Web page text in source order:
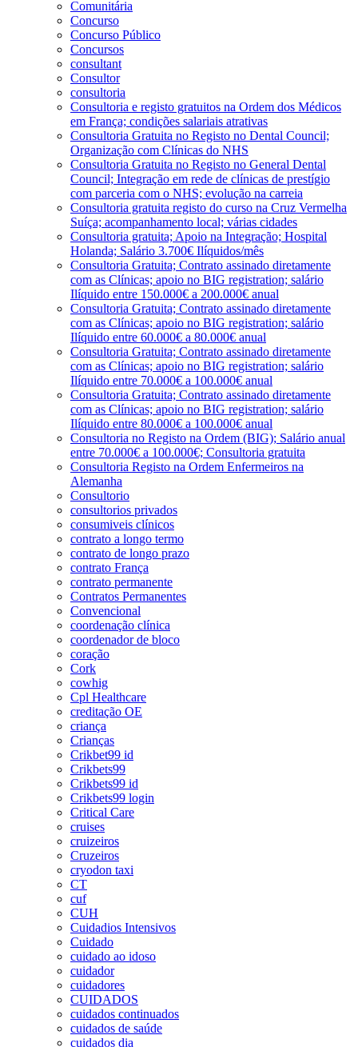
Comunitária
Concurso
Concurso Público
Concursos
consultant
Consultor
consultoria
Consultoria e registo gratuitos na Ordem dos Médicos
em França; condições salariais atrativas
Consultoria Gratuita no Registo no Dental Council;
Organização com Clínicas do NHS
Consultoria Gratuita no Registo no General Dental
Council; Integração em rede de clínicas de prestígio
com parceria com o NHS; evolução na carreia
Consultoria gratuita registo do curso na Cruz Vermelha
Suíça; acompanhamento local; várias cidades
Consultoria gratuita; Apoio na Integração; Hospital
Holanda; Salário 3.700€ Ilíquidos/mês
Consultoria Gratuita; Contrato assinado diretamente
com as Clínicas; apoio no BIG registration; salário
Ilíquido entre 150.000€ a 200.000€ anual
Consultoria Gratuita; Contrato assinado diretamente
com as Clínicas; apoio no BIG registration; salário
Ilíquido entre 60.000€ a 80.000€ anual
Consultoria Gratuita; Contrato assinado diretamente
com as Clínicas; apoio no BIG registration; salário
Ilíquido entre 70.000€ a 100.000€ anual
Consultoria Gratuita; Contrato assinado diretamente
com as Clínicas; apoio no BIG registration; salário
Ilíquido entre 80.000€ a 100.000€ anual
Consultoria no Registo na Ordem (BIG); Salário anual
entre 70.000€ a 100.000€; Consultoria gratuita
Consultoria Registo na Ordem Enfermeiros na
Alemanha
Consultorio
consultorios privados
consumiveis clínicos
contrato a longo termo
contrato de longo prazo
contrato França
contrato permanente
Contratos Permanentes
Convencional
coordenação clínica
coordenador de bloco
coração
Cork
cowhig
Cpl Healthcare
creditação OE
criança
Crianças
Crikbet99 id
Crikbets99
Crikbets99 id
Crikbets99 login
Critical Care
cruises
cruizeiros
Cruzeiros
cryodon taxi
CT
cuf
CUH
Cuidadios Intensivos
Cuidado
cuidado ao idoso
cuidador
cuidadores
CUIDADOS
cuidados continuados
cuidados de saúde
cuidados dia